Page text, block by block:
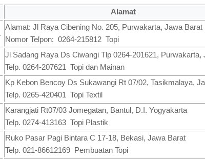
Alamat
Alamat: Jl Raya Cibening No. 205, Purwakarta, Jawa Barat
Nomor Telpon: 0264-215812 Topi
Jl Sadang Raya Ds Ciwangi Tlp 0264-201621, Purwakarta,
Telp. 0264-207621 Topi dan Mainan
Kp Kebon Bencoy Ds Sukawangi Rt 07/02, Tasikmalaya,
Telp. 0265-420401 Topi Textil
Karangjati Rt07/03 Jomegatan, Bantul, D.I. Yogyakarta
Telp. 0274-413163 Topi Plastik
Ruko Pasar Pagi Bintara C 17-18, Bekasi, Jawa Barat
Telp. 021-86612169 Pembuatan Topi